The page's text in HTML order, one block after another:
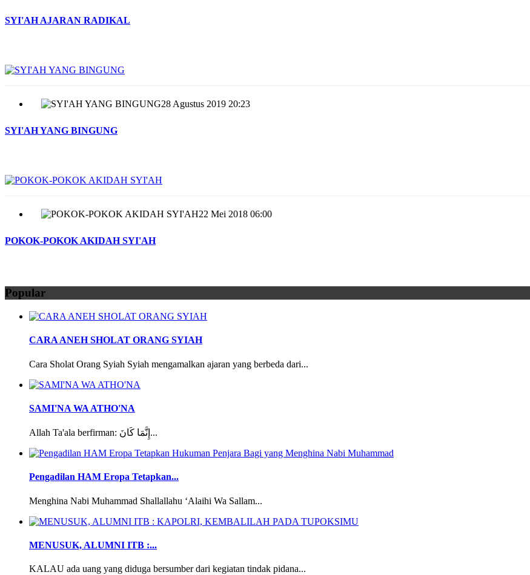
SYI'AH AJARAN RADIKAL
28 Agustus 2019 20:23
SYI'AH YANG BINGUNG
22 Mei 2018 06:00
POKOK-POKOK AKIDAH SYI'AH
Popular
CARA ANEH SHOLAT ORANG SYIAH
Cara Sholat Orang Syiah Syiah mengamalkan ajaran yang berbeda dari...
SAMI'NA WA ATHO'NA
Allah Ta'ala berfirman: إِنَّمَا كَانَ...
Pengadilan HAM Eropa Tetapkan...
Menghina Nabi Muhammad Shallallahu ‘Alaihi Wa Sallam...
MENUSUK, ALUMNI ITB :...
KALAU ada uang yang diduga bersumber dari kegiatan tindak pidana...